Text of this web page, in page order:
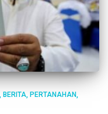
BERITA PERTANAHAN